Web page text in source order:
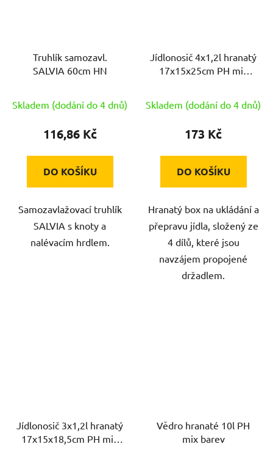
Truhlík samozavl.
SALVIA 60cm HN
Skladem (dodání do 4 dnů)
116,86 Kč
DO KOŠÍKU
Samozavlažovací truhlík
SALVIA s knoty a
nalévacím hrdlem.
Jídlonosič 4x1,2l hranatý
17x15x25cm PH mix
Skladem (dodání do 4 dnů)
173 Kč
DO KOŠÍKU
Hranatý box na ukládání a
přepravu jídla, složený ze
4 dílů, které jsou
navzájem propojené
držadlem.
Jídlonosič 3x1,2l hranatý
17x15x18,5cm PH mix
Vědro hranaté 10l PH
mix barev